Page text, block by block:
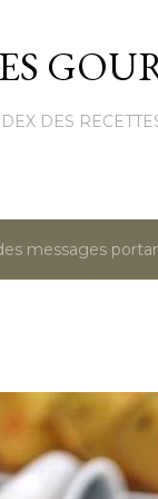
DES
messages